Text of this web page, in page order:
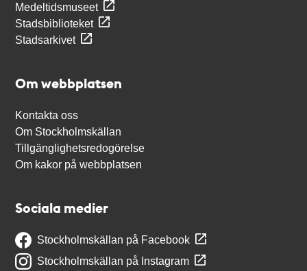
Medeltidsmuseet
Stadsbiblioteket
Stadsarkivet
Om webbplatsen
Kontakta oss
Om Stockholmskällan
Tillgänglighetsredogörelse
Om kakor på webbplatsen
Sociala medier
Stockholmskällan på Facebook
Stockholmskällan på Instagram